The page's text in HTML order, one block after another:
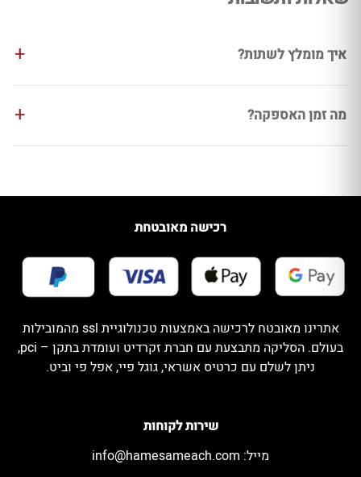
איך מומלץ לשתות?
מה זמן האספקה?
שירות לקוחות
מייל: info@hamesameach.com
רכישה מאובטחת
אתרינו מאובטח לרכישה באמצעות טכנולוגיית ssl מהמובילות
בעולם. הסליקה מתבצעת עם חברת זקרדיט ועומדת בתקן – pci,
ניתן לשלם עם כרטיס אשראי, גוגל פיי, אפל פי וביט.